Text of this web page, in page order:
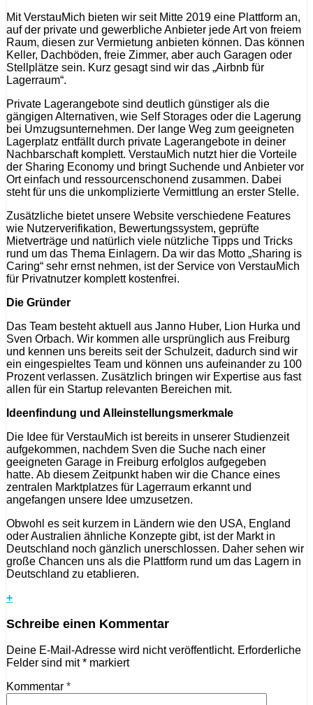
Mit VerstauMich bieten wir seit Mitte 2019 eine Plattform an,
auf der private und gewerbliche Anbieter jede Art von freiem
Raum, diesen zur Vermietung anbieten können. Das können
Keller, Dachböden, freie Zimmer, aber auch Garagen oder
Stellplätze sein. Kurz gesagt sind wir das „Airbnb für
Lagerraum“.
Private Lagerangebote sind deutlich günstiger als die
gängigen Alternativen, wie Self Storages oder die Lagerung
bei Umzugsunternehmen. Der lange Weg zum geeigneten
Lagerplatz entfällt durch private Lagerangebote in deiner
Nachbarschaft komplett. VerstauMich nutzt hier die Vorteile
der Sharing Economy und bringt Suchende und Anbieter vor
Ort einfach und ressourcenschonend zusammen. Dabei
steht für uns die unkomplizierte Vermittlung an erster Stelle.
Zusätzliche bietet unsere Website verschiedene Features
wie Nutzerverifikation, Bewertungssystem, geprüfte
Mietverträge und natürlich viele nützliche Tipps und Tricks
rund um das Thema Einlagern. Da wir das Motto „Sharing is
Caring“ sehr ernst nehmen, ist der Service von VerstauMich
für Privatnutzer komplett kostenfrei.
Die Gründer
Das Team besteht aktuell aus Janno Huber, Lion Hurka und
Sven Orbach. Wir kommen alle ursprünglich aus Freiburg
und kennen uns bereits seit der Schulzeit, dadurch sind wir
ein eingespieltes Team und können uns aufeinander zu 100
Prozent verlassen. Zusätzlich bringen wir Expertise aus fast
allen für ein Startup relevanten Bereichen mit.
Ideenfindung und Alleinstellungsmerkmale
Die Idee für VerstauMich ist bereits in unserer Studienzeit
aufgekommen, nachdem Sven die Suche nach einer
geeigneten Garage in Freiburg erfolglos aufgegeben
hatte. Ab diesem Zeitpunkt haben wir die Chance eines
zentralen Marktplatzes für Lagerraum erkannt und
angefangen unsere Idee umzusetzen.
Obwohl es seit kurzem in Ländern wie den USA, England
oder Australien ähnliche Konzepte gibt, ist der Markt in
Deutschland noch gänzlich unerschlossen. Daher sehen wir
große Chancen uns als die Plattform rund um das Lagern in
Deutschland zu etablieren.
+
Schreibe einen Kommentar
Deine E-Mail-Adresse wird nicht veröffentlicht. Erforderliche
Felder sind mit* markiert
Kommentar *